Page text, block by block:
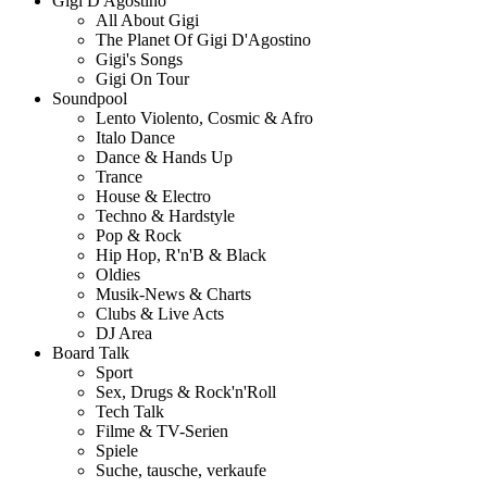
All About Gigi
The Planet Of Gigi D'Agostino
Gigi's Songs
Gigi On Tour
Soundpool
Lento Violento, Cosmic & Afro
Italo Dance
Dance & Hands Up
Trance
House & Electro
Techno & Hardstyle
Pop & Rock
Hip Hop, R'n'B & Black
Oldies
Musik-News & Charts
Clubs & Live Acts
DJ Area
Board Talk
Sport
Sex, Drugs & Rock'n'Roll
Tech Talk
Filme & TV-Serien
Spiele
Suche, tausche, verkaufe